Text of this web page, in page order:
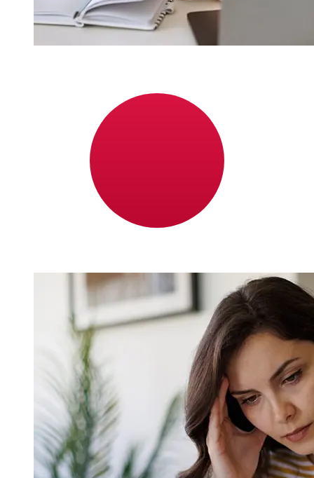
Finland EUR para JPY transferencia?
Los tiempos de entrega para transferencias
internacionales con Nordea Finland de Países Miembros
del Euro a Japón varían según el método de pago y el
momento de la transacción. Normalmente, las
transferencias bancarias internacionales tardan entre 1
y 5 días laborables. Factores como los festivos
bancarios y los controles de seguridad también pueden
afectar la entrega. Comprueba los tiempos límite de